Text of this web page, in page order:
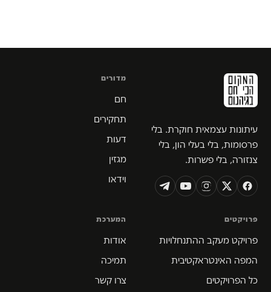
עיתונות עצמאית חוקרת. בלי
פרסומות, בלי בעלי הון, בלי
צנזורה, בלי פשרות.
מדורים
חם
תחקירים
דעות
מגזין
וידאו
פרויקטים
פרויקט מעקב ההתנחלויות
המפה האינטראקטיבית
כל הפרויקטים
המערכת
אודות
תמיכה
צרו קשר